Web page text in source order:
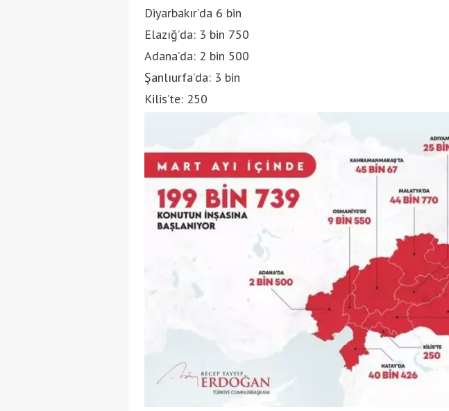
Diyarbakır’da 6 bin
Elazığ’da: 3 bin 750
Adana’da: 2 bin 500
Şanlıurfa’da: 3 bin
Kilis’te: 250